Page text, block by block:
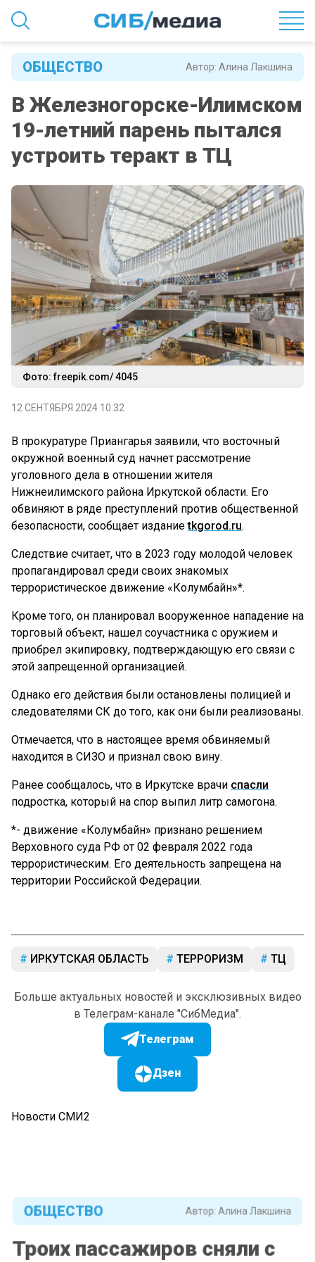
Автор: Алина Лакшина
ОБЩЕСТВО
В Железногорске-Илимском
19-летний парень пытался
устроить теракт в ТЦ
Фото: freepik.com/ 4045
12 СЕНТЯБРЯ 2024 10:32
В прокуратуре Приангарья заявили, что восточный
окружной военный суд начнет рассмотрение
уголовного дела в отношении жителя
Нижнеилимского района Иркутской области. Его
обвиняют в ряде преступлений против общественной
безопасности, сообщает изданиеtkgorod.ru.
Следствие считает, что в 2023 году молодой человек
пропагандировал среди своих знакомых
террористическое движение «Колумбайн»*.
Кроме того, он планировал вооруженное нападение на
торговый объект, нашел соучастника с оружием и
приобрел экипировку, подтверждающую его связи с
этой запрещенной организацией.
Однако его действия были остановлены полицией и
следователями СК до того, как они были реализованы.
Отмечается, что в настоящее время обвиняемый
находится в СИЗО и признал свою вину.
Ранее сообщалось, что в Иркутске врачи спасли
подростка, который на спор выпил литр самогона.
*- движение «Колумбайн» признано решением
Верховного суда РФ от 02 февраля 2022 года
террористическим. Его деятельность запрещена на
территории Российской Федерации.
ИРКУТСКАЯ ОБЛАСТЬ ТЕРРОРИЗМ ТЦ
Больше актуальных новостей и эксклюзивных видео
в Телеграм-канале "СибМедиа".
Телеграм
Дзен
Новости СМИ2
Автор: Алина Лакшина
ОБЩЕСТВО
Троих пассажиров сняли с